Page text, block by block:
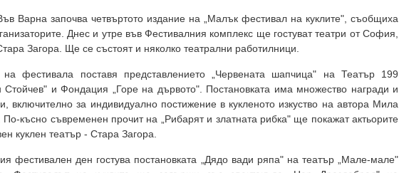
Варна започва четвъртото издание на „Малък фестивал на куклите", съобщиха
Днес и утре във Фестивалния комплекс ще гостуват театри от София,
Загора. Ще се състоят и няколко театрални работилници.
на фестивала поставя представлението „Червената шапчица" на Театър 199
Стойчев" и Фондация „Горе на дървото". Постановката има множество награди и
включително за индивидуално постижение в кукленото изкуство на автора Мила
По-късно съвременен прочит на „Рибарят и златната рибка" ще покажат актьорите
куклен театър - Стара Загора.
фестивален ден гостува постановката „Дядо вади ряпа" на театър „Мале-мале"